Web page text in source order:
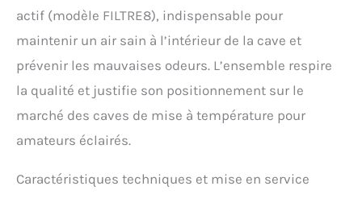
actif (modèle FILTRE8), indispensable pour
maintenir un air sain à l’intérieur de la cave et
prévenir les mauvaises odeurs. L’ensemble respire
la qualité et justifie son positionnement sur le
marché des caves de mise à température pour
amateurs éclairés.
Caractéristiques techniques et mise en service